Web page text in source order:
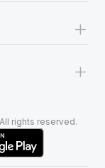
+
+
rights reserved.